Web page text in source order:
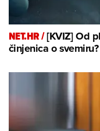
NET.HR /[KVIZ] Od
činjenica o svemiru?